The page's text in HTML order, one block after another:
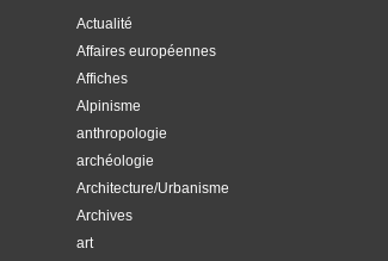
Actualité
Affaires européennes
Affiches
Alpinisme
anthropologie
archéologie
Architecture/Urbanisme
Archives
art